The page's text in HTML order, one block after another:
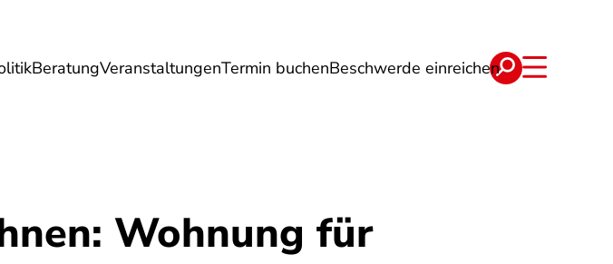
BeratungVeranstaltungenTermin buchenBeschwerde einreichen
Energie & Wohnen Lebensmittel & Ernährung
Wohnung für